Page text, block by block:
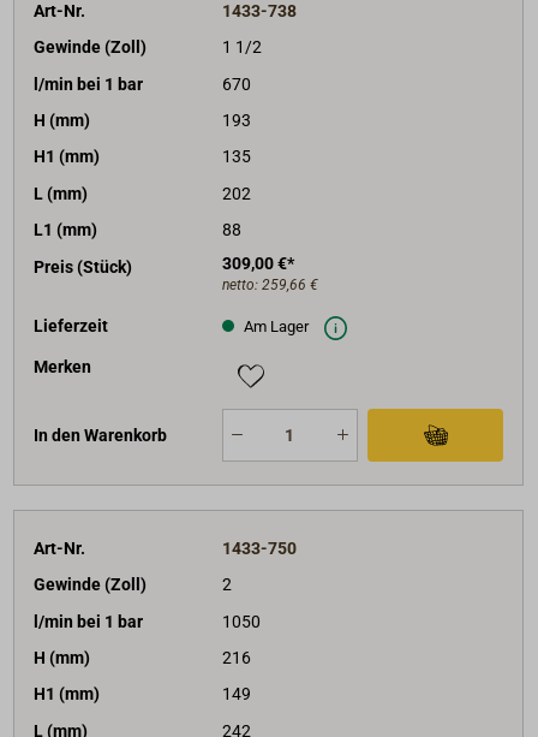
Art-Nr.
1433-738
Gewinde (Zoll)
1 1/2
l/min bei 1 bar
670
H (mm)
193
H1 (mm)
135
L (mm)
202
L1 (mm)
88
Preis (Stück)
309,00 €*
netto: 259,66 €
Lieferzeit Am Lager
Merken
In den Warenkorb
Art-Nr.
1433-750
Gewinde (Zoll)
2
l/min bei 1 bar
1050
H (mm)
216
H1 (mm)
149
L (mm)
242